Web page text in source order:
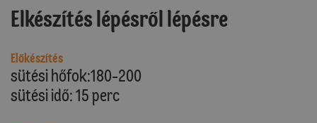
Elkészítés lépésről lépésre
Előkészítés
sütési hőfok:180-200
sütési idő: 15 perc